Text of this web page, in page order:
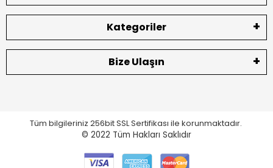
Kategoriler
Bize Ulaşın
Tüm bilgileriniz 256bit SSL Sertifikası ile korunmaktadır.
© 2022 Tüm Hakları Saklıdır